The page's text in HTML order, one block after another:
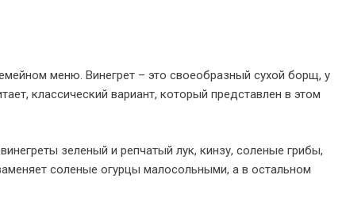
меню. Винегрет – это своеобразный сухой борщ, у
классический вариант, который представлен в этом
зеленый и репчатый лук, кинзу, соленые грибы,
соленые огурцы малосольными, а в остальном